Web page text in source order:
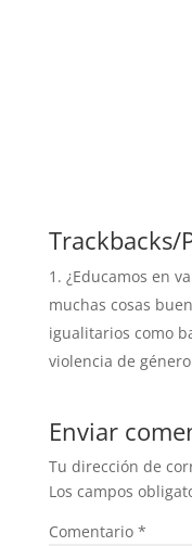
Trackbacks/
¿Educamos en
muchas cosas
igualitarios como
violencia de
Enviar
Tu dirección de
Los campos
Comentario *